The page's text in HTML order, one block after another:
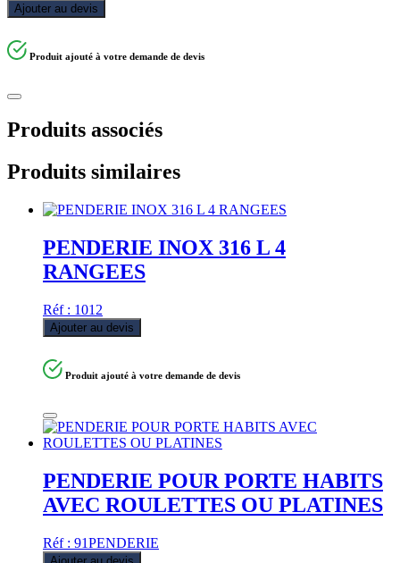
Ajouter au devis
Produit ajouté à votre demande de devis
Produits associés
Produits similaires
PENDERIE INOX 316 L 4
RANGEES
Réf : 1012
Ajouter au devis
Produit ajouté à votre demande de devis
PENDERIE POUR PORTE HABITS
AVEC ROULETTES OU PLATINES
Réf : 91PENDERIE